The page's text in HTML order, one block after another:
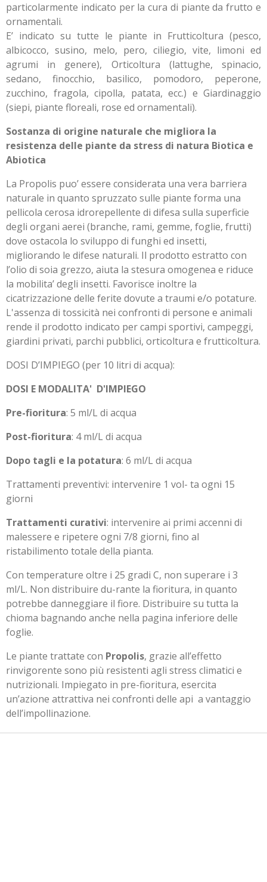
particolarmente indicato per la cura di piante da frutto e
ornamentali.
E’ indicato su tutte le piante in Frutticoltura (pesco,
albicocco, susino, melo, pero, ciliegio, vite, limoni ed
agrumi in genere), Orticoltura (lattughe, spinacio,
sedano, finocchio, basilico, pomodoro, peperone,
zucchino, fragola, cipolla, patata, ecc.) e Giardinaggio
(siepi, piante floreali, rose ed ornamentali).
Sostanza di origine naturale che migliora la
resistenza delle piante da stress di natura Biotica e
Abiotica
La Propolis puo’ essere considerata una vera barriera
naturale in quanto spruzzato sulle piante forma una
pellicola cerosa idrorepellente di difesa sulla superficie
degli organi aerei (branche, rami, gemme, foglie, frutti)
dove ostacola lo sviluppo di funghi ed insetti,
migliorando le difese naturali. Il prodotto estratto con
l’olio di soia grezzo, aiuta la stesura omogenea e riduce
la mobilita’ degli insetti. Favorisce inoltre la
cicatrizzazione delle ferite dovute a traumi e/o potature.
L'assenza di tossicità nei confronti di persone e animali
rende il prodotto indicato per campi sportivi, campeggi,
giardini privati, parchi pubblici, orticoltura e frutticoltura.
DOSI D’IMPIEGO (per 10 litri di acqua):
DOSI E MODALITA' D'IMPIEGO
Pre-fioritura: 5 ml/L di acqua
Post-fioritura: 4 ml/L di acqua
Dopo tagli e la potatura: 6 ml/L di acqua
Trattamenti preventivi: intervenire 1 vol- ta ogni 15
giorni
Trattamenti curativi: intervenire ai primi accenni di
malessere e ripetere ogni 7/8 giorni, fino al
ristabilimento totale della pianta.
Con temperature oltre i 25 gradi C, non superare i 3
ml/L. Non distribuire du-rante la fioritura, in quanto
potrebbe danneggiare il fiore. Distribuire su tutta la
chioma bagnando anche nella pagina inferiore delle
foglie.
Le piante trattate con Propolis, grazie all’effetto
rinvigorente sono più resistenti agli stress climatici e
nutrizionali. Impiegato in pre-fioritura, esercita
un’azione attrattiva nei confronti delle api a vantaggio
dell’impollinazione.